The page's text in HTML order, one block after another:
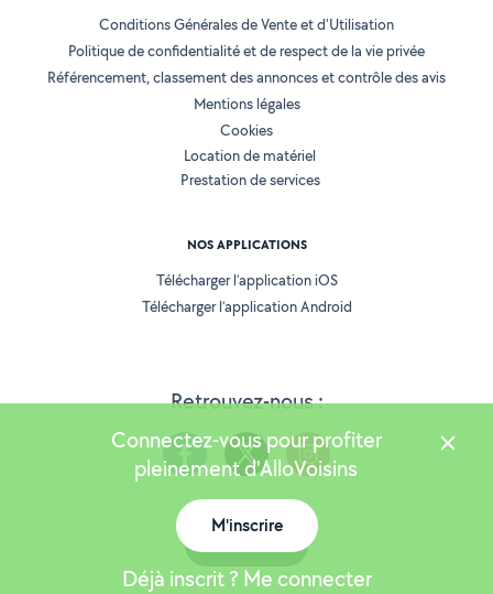
Retrouvez-nous :
Conditions Générales de Vente et d'Utilisation
Politique de confidentialité et de respect de la vie privée
Référencement, classement des annonces et contrôle des avis
Mentions légales
Cookies
Location de matériel
Prestation de services
NOS APPLICATIONS
Télécharger l’application iOS
Télécharger l’application Android
Version 25.6.0
Connectez-vous pour profiter
pleinement d'AlloVoisins
M'inscrire
Déjà inscrit ? Me connecter